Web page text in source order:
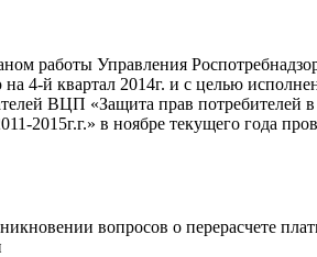
работы Управления
4-й квартал 2014г. и с целью
ВЦП «Защита прав потребителей в
2015г.г.» в ноябре текущего года
вопросов о перерасчете